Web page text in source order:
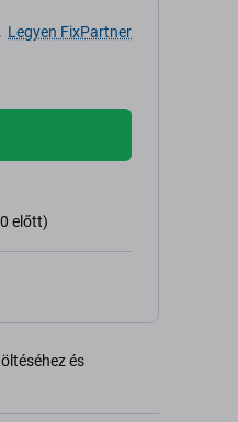
Legyen FixPartner
előtt)
és